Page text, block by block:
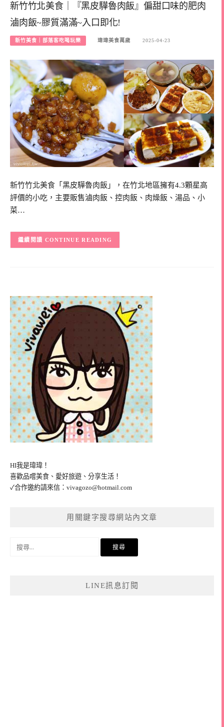
新竹竹北美食｜『黑皮驊魯肉飯』偏甜口味的肥肉
滷肉飯~膠質滿滿~入口即化!
新竹美食｜部落客吃喝玩樂 瑋瑋美食萬歲 2025-04-23
新竹竹北美食「黑皮驊魯肉飯」，在竹北地區擁有4.3顆星高
評價的小吃，主要販售滷肉飯、控肉飯、肉燥飯、湯品、小
菜…
CONTINUE READING
HI我是瑋瑋！
喜歡品嚐美食、愛好旅遊、分享生活！
✓合作邀約請來信： vivagozo@hotmail.com
用關鍵字搜尋網站內文章
LINE訊息訂閱